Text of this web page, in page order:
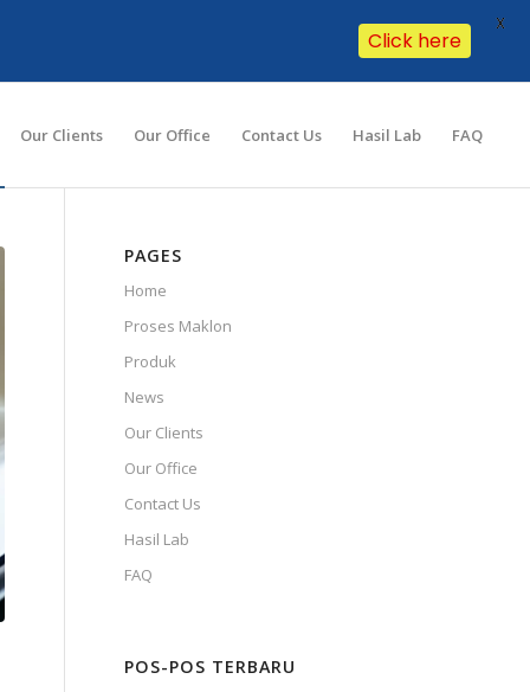
Our Clients Our Office Contact Us Hasil Lab FAQ
PAGES
Home
Proses Maklon
Produk
News
Our Clients
Our Office
Contact Us
Hasil Lab
FAQ
POS-POS TERBARU
Click here
X